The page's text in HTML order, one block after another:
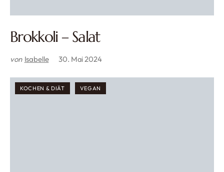
Brokkoli – Salat
von Isabelle 30. Mai 2024
KOCHEN & DIÄT VEGAN